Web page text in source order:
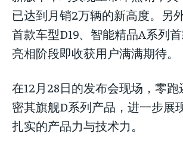
已达到月销2万辆的新高度。另
首款车型D19、智能精品A系列首
亮相阶段即收获用户满满期待。
在12月28日的发布会现场，零
密其旗舰D系列产品，进一步展
扎实的产品力与技术力。